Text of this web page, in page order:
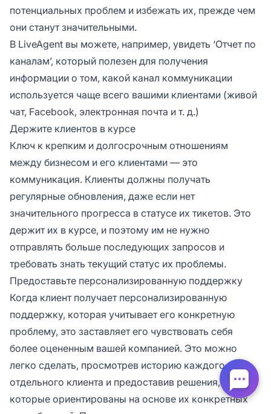
потенциальных проблем и избежать их, прежде чем
они станут значительными.
В LiveAgent вы можете, например, увидеть ‘Отчет по
каналам’, который полезен для получения
информации о том, какой канал коммуникации
используется чаще всего вашими клиентами (живой
чат, Facebook, электронная почта и т. д.)
Держите клиентов в курсе
Ключ к крепким и долгосрочным отношениям
между бизнесом и его клиентами — это
коммуникация. Клиенты должны получать
регулярные обновления, даже если нет
значительного прогресса в статусе их тикетов. Это
держит их в курсе, и поэтому им не нужно
отправлять больше последующих запросов и
требовать знать текущий статус их проблемы.
Предоставьте персонализированную поддержку
Когда клиент получает персонализированную
поддержку, которая учитывает его конкретную
проблему, это заставляет его чувствовать себя
более оцененным вашей компанией. Это можно
легко сделать, просмотрев историю каждого
отдельного клиента и предоставив решения,
которые ориентированы на основе их конкретных